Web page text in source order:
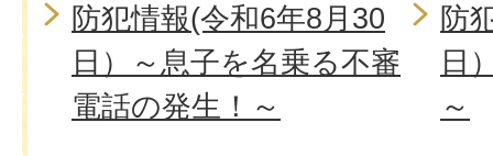
防犯情報(令和6年8月30
日）～息子を名乗る不審
電話の発生！～
防
日
～